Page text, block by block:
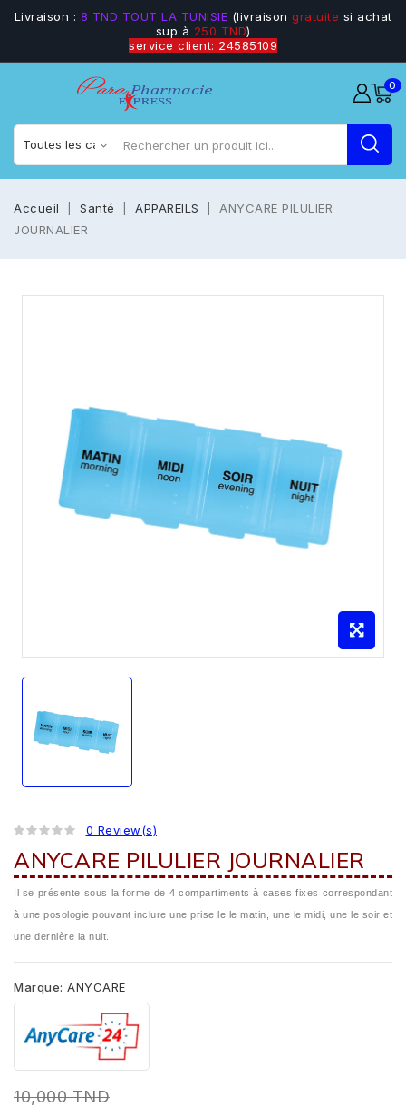
Livraison : 8 TND TOUT LA TUNISIE (livraison gratuite si achat
sup à 250 TND)
service client: 24585109
0
Accueil Santé APPAREILS
ANYCARE PILULIER
JOURNALIER
0 Review(s)
ANYCARE PILULIER JOURNALIER
Il se présente sous la forme de 4 compartiments à cases fixes correspondant
à une posologie pouvant inclure une prise le le matin, une le midi, une le soir et
une dernière la nuit.
Marque: ANYCARE
10,000 TND